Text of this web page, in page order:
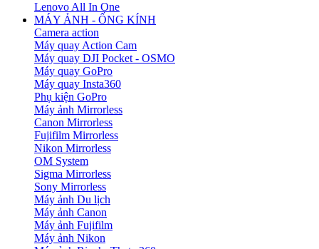
Lenovo All In One
MÁY ẢNH - ỐNG KÍNH
Camera action
Máy quay Action Cam
Máy quay DJI Pocket - OSMO
Máy quay GoPro
Máy quay Insta360
Phụ kiện GoPro
Máy ảnh Mirrorless
Canon Mirrorless
Fujifilm Mirrorless
Nikon Mirrorless
OM System
Sigma Mirrorless
Sony Mirrorless
Máy ảnh Du lịch
Máy ảnh Canon
Máy ảnh Fujifilm
Máy ảnh Nikon